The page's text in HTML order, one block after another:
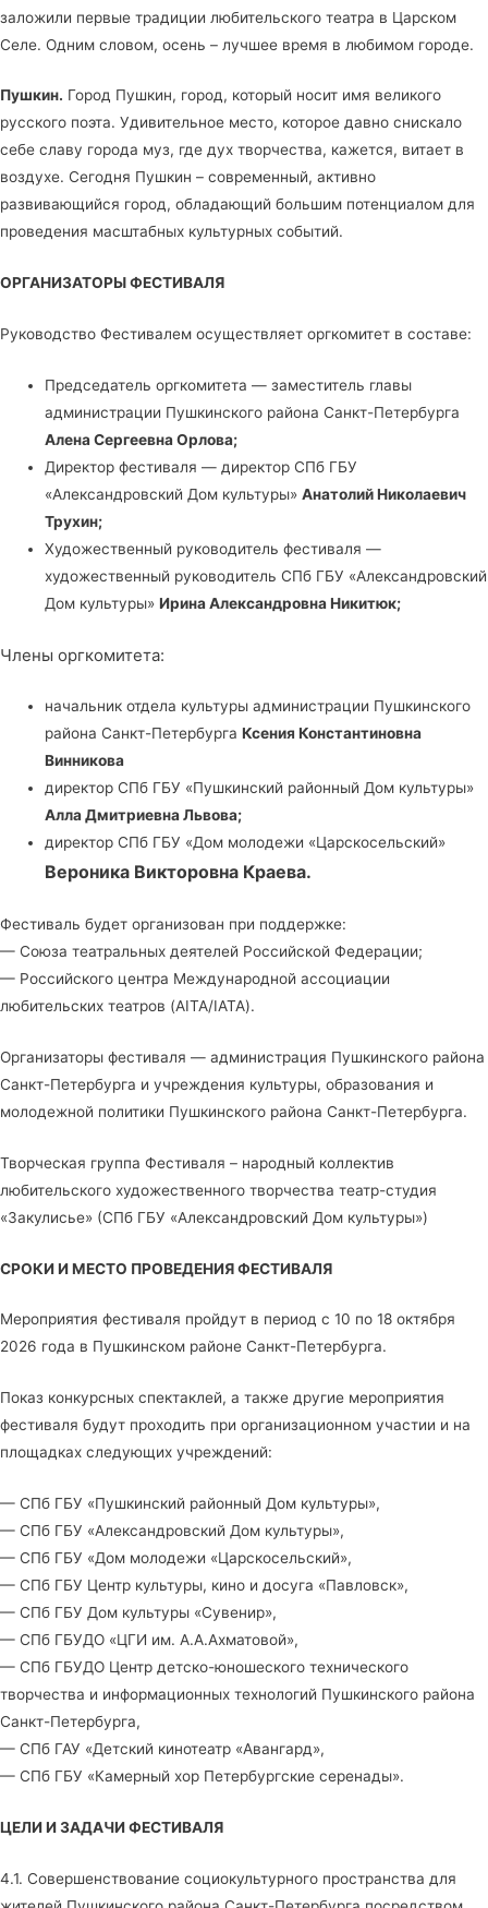
заложили первые традиции любительского театра в Царском
Селе. Одним словом, осень – лучшее время в любимом городе.
Пушкин. Город Пушкин, город, который носит имя великого
русского поэта. Удивительное место, которое давно снискало
себе славу города муз, где дух творчества, кажется, витает в
воздухе. Сегодня Пушкин – современный, активно
развивающийся город, обладающий большим потенциалом для
проведения масштабных культурных событий.
ОРГАНИЗАТОРЫ ФЕСТИВАЛЯ
Руководство Фестивалем осуществляет оргкомитет в составе:
Председатель оргкомитета — заместитель главы
администрации Пушкинского района Санкт-Петербурга
Алена Сергеевна Орлова;
Директор фестиваля — директор СПб ГБУ
«Александровский Дом культуры»Анатолий Николаевич
Трухин;
Художественный руководитель фестиваля —
художественный руководитель СПб ГБУ «Александровский
Дом культуры»Ирина Александровна Никитюк;
Члены оргкомитета:
начальник отдела культуры администрации Пушкинского
района Санкт-ПетербургаКсения Константиновна
Винникова
директор СПб ГБУ «Пушкинский районный Дом культуры»
Алла Дмитриевна Львова;
директор СПб ГБУ «Дом молодежи «Царскосельский»
Вероника Викторовна Краева.
Фестиваль будет организован при поддержке:
— Союза театральных деятелей Российской Федерации;
— Российского центра Международной ассоциации
любительских театров (AITA/IATA).
Организаторы фестиваля — администрация Пушкинского района
Санкт-Петербурга и учреждения культуры, образования и
молодежной политики Пушкинского района Санкт-Петербурга.
Творческая группа Фестиваля – народный коллектив
любительского художественного творчества театр-студия
«Закулисье» (СПб ГБУ «Александровский Дом культуры»)
СРОКИ И МЕСТО ПРОВЕДЕНИЯ ФЕСТИВАЛЯ
Мероприятия фестиваля пройдут в период с 10 по 18 октября
2026 года в Пушкинском районе Санкт-Петербурга.
Показ конкурсных спектаклей, а также другие мероприятия
фестиваля будут проходить при организационном участии и на
площадках следующих учреждений:
— СПб ГБУ «Пушкинский районный Дом культуры»,
— СПб ГБУ «Александровский Дом культуры»,
— СПб ГБУ «Дом молодежи «Царскосельский»,
— СПб ГБУ Центр культуры, кино и досуга «Павловск»,
— СПб ГБУ Дом культуры «Сувенир»,
— СПб ГБУДО «ЦГИ им. А.А.Ахматовой»,
— СПб ГБУДО Центр детско-юношеского технического
творчества и информационных технологий Пушкинского района
Санкт-Петербурга,
— СПб ГАУ «Детский кинотеатр «Авангард»,
— СПб ГБУ «Камерный хор Петербургские серенады».
ЦЕЛИ И ЗАДАЧИ ФЕСТИВАЛЯ
4.1. Совершенствование социокультурного пространства для